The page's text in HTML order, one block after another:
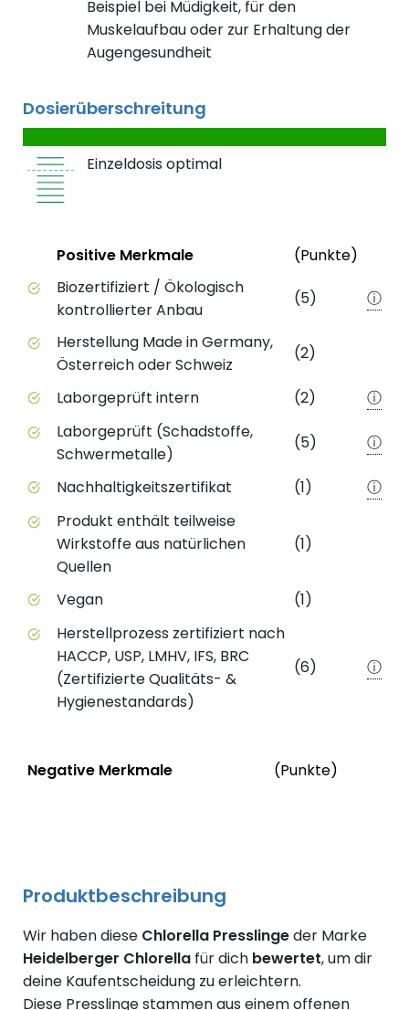
Beispiel bei Müdigkeit, für den
Muskelaufbau oder zur Erhaltung der
Augengesundheit
Dosierüberschreitung
Einzeldosis optimal
Positive Merkmale des Produkts mit
StatusPositive Merkmale (Punkte)
Biozertifiziert / Ökologisch
kontrollierter Anbau
(5) ⓘ
Herstellung Made in Germany,
Österreich oder Schweiz
(2)
Laborgeprüft intern (2)
ⓘ
Laborgeprüft (Schadstoffe,
Schwermetalle)
(5) ⓘ
Nachhaltigkeitszertifikat (1)
ⓘ
Produkt enthält teilweise
Wirkstoffe aus natürlichen
Quellen
(1)
Vegan
(1)
Herstellprozess zertifiziert nach
HACCP, USP, LMHV, IFS, BRC
(Zertifizierte Qualitäts- &
Hygienestandards)
(6) ⓘ
Status
Negative Merkmale (Punkte)
Produktbeschreibung
Wir haben diese Chlorella Presslingeder Marke
Heidelberger Chlorella für dich bewertet, um dir
deine Kaufentscheidung zu erleichtern.
Diese Presslinge stammen aus einem offenen